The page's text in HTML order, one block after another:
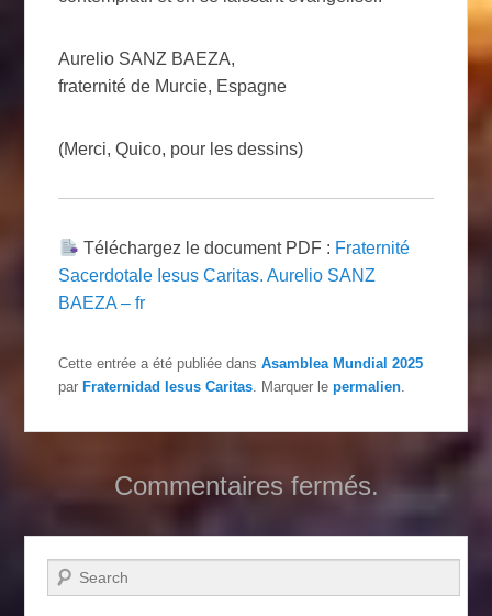
Aurelio SANZ BAEZA,
fraternité de Murcie, Espagne
(Merci, Quico, pour les dessins)
Téléchargez le document PDF : Fraternité
Sacerdotale Iesus Caritas. Aurelio SANZ
BAEZA – fr
Cette entrée a été publiée dansAsamblea Mundial 2025
par Fraternidad Iesus Caritas. Marquer lepermalien.
Commentaires fermés.
Recherche